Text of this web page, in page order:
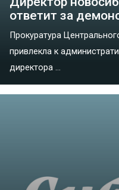
ответит за
Прокуратура
привлекла к
директора ...